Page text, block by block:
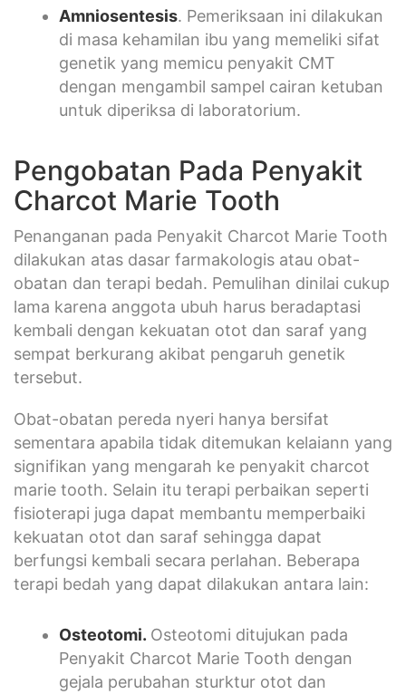
Amniosentesis. Pemeriksaan ini dilakukan
di masa kehamilan ibu yang memeliki sifat
genetik yang memicu penyakit CMT
dengan mengambil sampel cairan ketuban
untuk diperiksa di laboratorium.
Pengobatan Pada Penyakit
Charcot Marie Tooth
Penanganan pada Penyakit Charcot Marie Tooth
dilakukan atas dasar farmakologis atau obat-
obatan dan terapi bedah. Pemulihan dinilai cukup
lama karena anggota ubuh harus beradaptasi
kembali dengan kekuatan otot dan saraf yang
sempat berkurang akibat pengaruh genetik
tersebut.
Obat-obatan pereda nyeri hanya bersifat
sementara apabila tidak ditemukan kelaiann yang
signifikan yang mengarah ke penyakit charcot
marie tooth. Selain itu terapi perbaikan seperti
fisioterapi juga dapat membantu memperbaiki
kekuatan otot dan saraf sehingga dapat
berfungsi kembali secara perlahan. Beberapa
terapi bedah yang dapat dilakukan antara lain:
Osteotomi. Osteotomi ditujukan pada
Penyakit Charcot Marie Tooth dengan
gejala perubahan sturktur otot dan